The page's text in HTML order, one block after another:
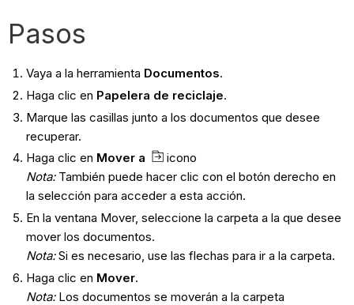
Pasos
Vaya a la herramienta Documentos.
Haga clic en Papelera de reciclaje.
Marque las casillas junto a los documentos que desee
recuperar.
Haga clic en Mover a
icono
Nota:También puede hacer clic con el botón derecho en
la selección para acceder a esta acción.
En la ventana Mover, seleccione la carpeta a la que desee
mover los documentos.
Nota:Si es necesario, use las flechas para ir a la carpeta.
Haga clic en Mover.
Nota:Los documentos se moverán a la carpeta